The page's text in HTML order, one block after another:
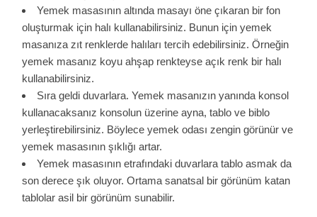
Yemek masasının altında masayı öne çıkaran bir fon
oluşturmak için halı kullanabilirsiniz. Bunun için yemek
masanıza zıt renklerde halıları tercih edebilirsiniz. Örneğin
yemek masanız koyu ahşap renkteyse açık renk bir halı
kullanabilirsiniz.
Sıra geldi duvarlara. Yemek masanızın yanında konsol
kullanacaksanız konsolun üzerine ayna, tablo ve biblo
yerleştirebilirsiniz. Böylece yemek odası zengin görünür ve
yemek masasının şıklığı artar.
Yemek masasının etrafındaki duvarlara tablo asmak da
son derece şık oluyor. Ortama sanatsal bir görünüm katan
tablolar asil bir görünüm sunabilir.